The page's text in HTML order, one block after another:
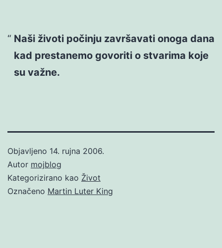
Naši životi počinju završavati onoga dana
kad prestanemo govoriti o stvarima koje
su važne.
Objavljeno 14. rujna 2006.
Autor mojblog
Kategorizirano kao Život
Označeno Martin Luter King